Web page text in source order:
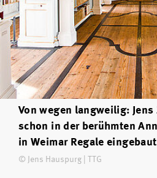
Von wegen langweilig:
schon in der berühmten
in Weimar Regale
© Jens Hauspurg | TTG